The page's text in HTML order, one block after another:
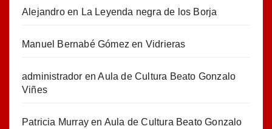
Alejandroen La Leyenda negra de los Borja
Manuel Bernabé Gómez en Vidrieras
administrador enAula de Cultura Beato Gonzalo
Viñes
Patricia Murray en Aula de Cultura Beato Gonzalo